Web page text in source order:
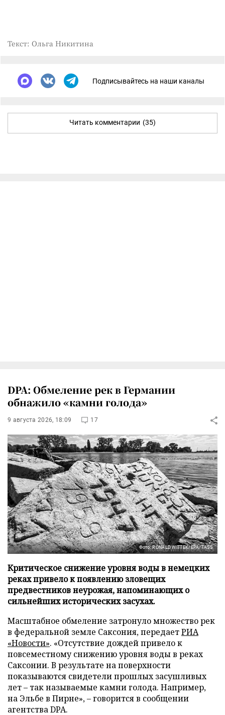
Текст: Ольга Никитина
Подписывайтесь на наши каналы
Читать комментарии (35)
DPA: Обмеление рек в Германии
обнажило «камни голода»
9 августа 2026, 18:09 17
Фото: RONALD WITTEK/EPA/TASS
Критическое снижение уровня воды в немецких
реках привело к появлению зловещих
предвестников неурожая, напоминающих о
сильнейших исторических засухах.
Масштабное обмеление затронуло множество рек
в федеральной земле Саксония, передаетРИА
«Новости». «Отсутствие дождей привело к
повсеместному снижению уровня воды в реках
Саксонии. В результате на поверхности
показываются свидетели прошлых засушливых
лет – так называемые камни голода. Например,
на Эльбе в Пирне», – говорится в сообщении
агентства DPA.